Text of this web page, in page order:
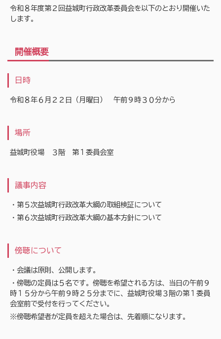
令和８年度第２回益城町行政改革委員会を以下のとおり開催いた
します。
開催概要
日時
令和８年６月２２日（月曜日） 午前９時３０分から
場所
益城町役場 ３階 第１委員会室
議事内容
・第５次益城町行政改革大綱の取組検証について
・第６次益城町行政改革大綱の基本方針について
傍聴について
・会議は原則、公開します。
・傍聴の定員は５名です。傍聴を希望される方は、当日の午前９
時１５分から午前９時２５分までに、益城町役場３階の第１委員
会室前で受付を行ってください。
※傍聴希望者が定員を超えた場合は、先着順になります。